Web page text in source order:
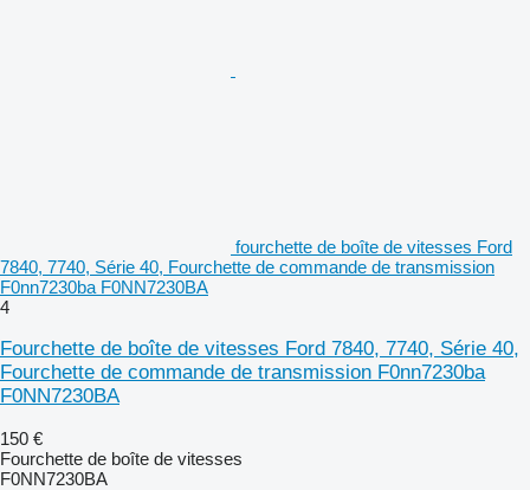
fourchette de boîte de vitesses Ford
7840, 7740, Série 40, Fourchette de commande de transmission
F0nn7230ba F0NN7230BA
4
Fourchette de boîte de vitesses Ford 7840, 7740, Série 40,
Fourchette de commande de transmission F0nn7230ba
F0NN7230BA
150 €
Fourchette de boîte de vitesses
F0NN7230BA